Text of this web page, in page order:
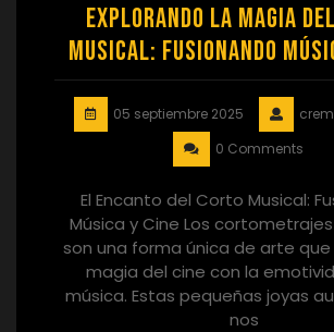
Explorando la Magia
Musical: Fusionando
05 septiembre 2025
0 Comments
El Encanto del Corto Musical:
Música y Cine Los
son una forma única de arte
magia del cine con la
música. Estas pequeñas joyas
nos